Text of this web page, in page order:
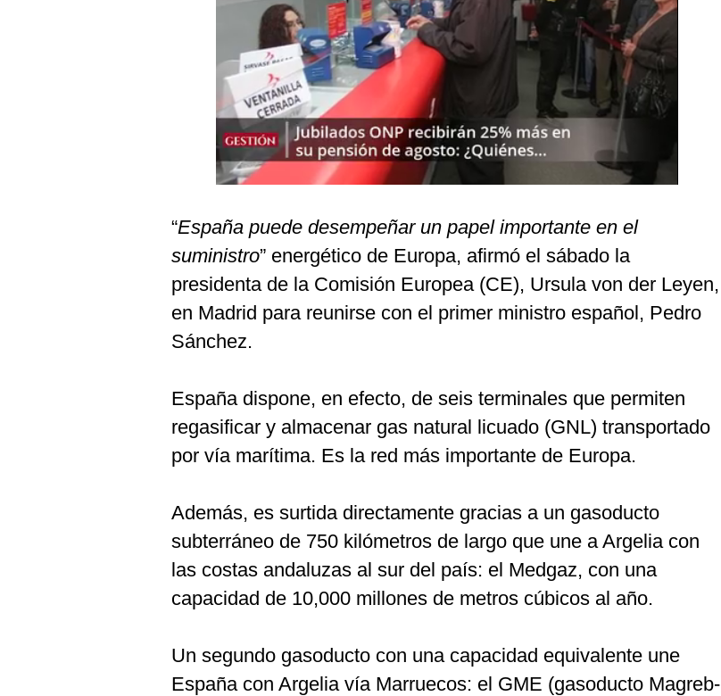
“España puede desempeñar un papel importante en el
suministro” energético de Europa, afirmó el sábado la
presidenta de la Comisión Europea (CE), Ursula von der Leyen,
en Madrid para reunirse con el primer ministro español, Pedro
Sánchez.
España dispone, en efecto, de seis terminales que permiten
regasificar y almacenar gas natural licuado (GNL) transportado
por vía marítima. Es la red más importante de Europa.
Además, es surtida directamente gracias a un gasoducto
subterráneo de 750 kilómetros de largo que une a Argelia con
las costas andaluzas al sur del país: el Medgaz, con una
capacidad de 10,000 millones de metros cúbicos al año.
Un segundo gasoducto con una capacidad equivalente une
España con Argelia vía Marruecos: el GME (gasoducto Magreb-